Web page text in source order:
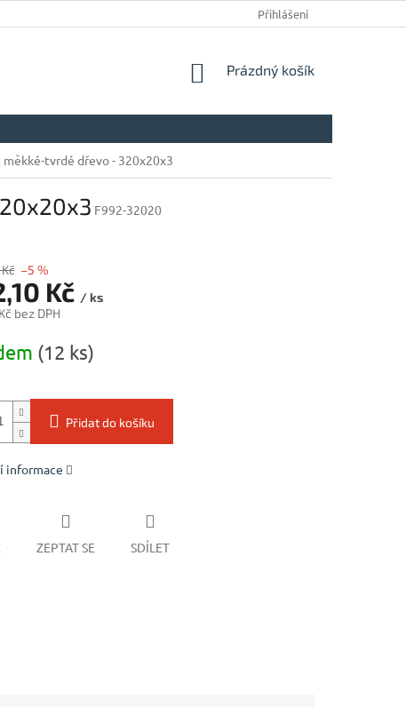
Přihlášení
NÁKUPNÍ
Prázdný košík
měkké-tvrdé dřevo - 320x20x3
F992-32020
–5 %
Kč / ks
bez DPH
(12 ks)
Přidat do košíku
informace
ZEPTAT SE SDÍLET